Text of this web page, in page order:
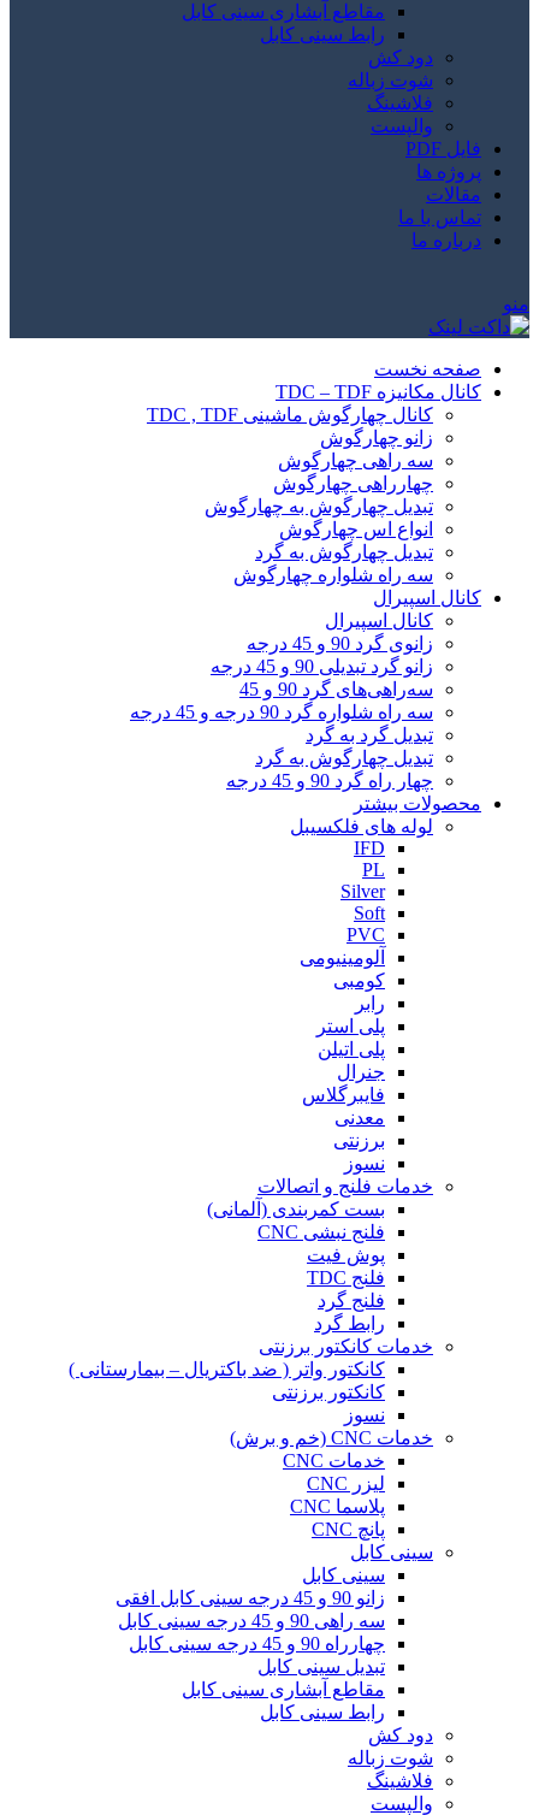
مقاطع آبشاری سینی کابل
رابط سینی کابل
دود کش
شوت زباله
فلاشینگ
والپست
فایل PDF
پروژه ها
مقالات
تماس با ما
درباره ما
منو
صفحه نخست
کانال مکانیزه TDC – TDF
کانال چهارگوش ماشینی TDC , TDF
زانو چهارگوش
سه راهی چهارگوش
چهارراهی چهارگوش
تبدیل چهارگوش به چهارگوش
انواع اس چهارگوش
تبدیل چهارگوش به گرد
سه راه شلواره چهارگوش
کانال اسپیرال
کانال اسپیرال
زانوی گرد 90 و 45 درجه
زانو گرد تبدیلی 90 و 45 درجه
سه‌راهی‌های گرد 90 و 45
سه راه شلواره گرد 90 درجه و 45 درجه
تبدیل گرد به گرد
تبدیل چهارگوش به گرد
چهار راه گرد 90 و 45 درجه
محصولات بیشتر
لوله های فلکسیبل
IFD
PL
Silver
Soft
PVC
آلومینیومی
کومبی
رابر
پلی استر
پلی اتیلن
جنرال
فایبرگلاس
معدنی
برزنتی
نسوز
خدمات فلنج و اتصالات
بست کمربندی (آلمانی)
فلنج نبشی CNC
پوش فیت
فلنج TDC
فلنج گرد
رابط گرد
خدمات کانکتور برزنتی
کانکتور واتر ( ضد باکتریال – بیمارستانی )
کانکتور برزنتی
نسوز
خدمات CNC (خم و برش)
خدمات CNC
لیزر CNC
پلاسما CNC
پانچ CNC
سینی کابل
سینی کابل
زانو 90 و 45 درجه سینی کابل افقی
سه راهی 90 و 45 درجه سینی کابل
چهارراه 90 و 45 درجه سینی کابل
تبدیل سینی کابل
مقاطع آبشاری سینی کابل
رابط سینی کابل
دود کش
شوت زباله
فلاشینگ
والپست